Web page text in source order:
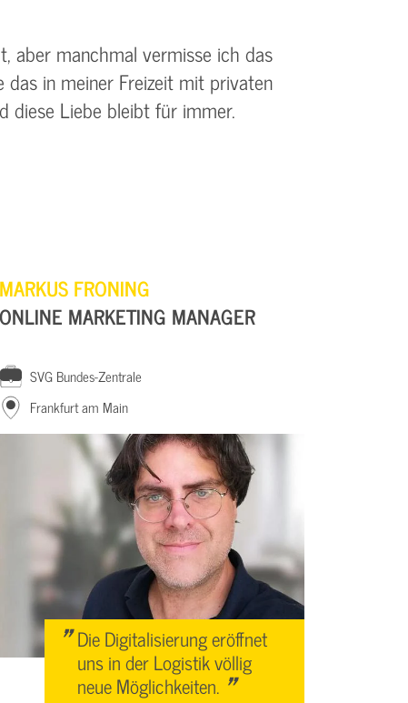
aber manchmal vermisse ich das
in meiner Freizeit mit privaten
diese Liebe bleibt für immer.
MARKUS FRONING
ONLINE MARKETING MANAGER
SVG Bundes-Zentrale
Frankfurt am Main
" Die Digitalisierung eröffnet
uns in der Logistik völlig
neue Möglichkeiten."